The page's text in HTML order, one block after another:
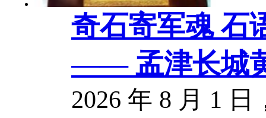
奇石寄军魂 石
—— 孟津长城
化馆馆…
2026 年 8 月 1